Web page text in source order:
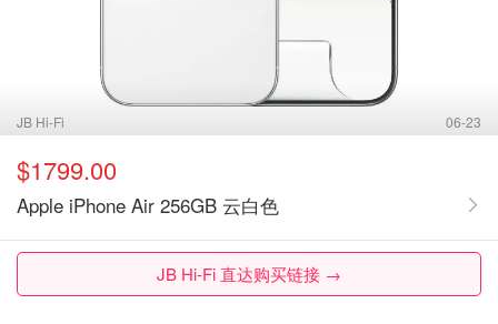
JB Hi-Fi 06-23
$1799.00
Apple iPhone Air 256GB 云白色
JB Hi-Fi 直达购买链接 →